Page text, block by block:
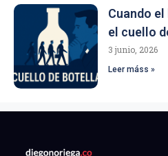
Cuando
el cuello
3 junio, 2026
Leer máss »